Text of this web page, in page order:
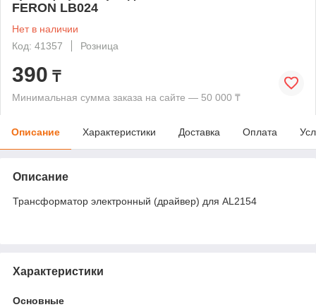
FERON LB024
Нет в наличии
Код: 41357
Розница
390 ₸
Минимальная сумма заказа на сайте — 50 000 ₸
Описание Характеристики Доставка Оплата
Описание
Трансформатор электронный (драйвер) для AL2154
Характеристики
Основные